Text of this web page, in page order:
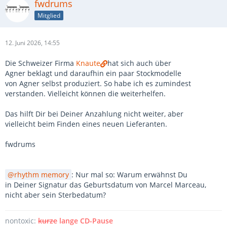
fwdrums
Mitglied
12. Juni 2026, 14:55
Die Schweizer Firma Knaute
hat sich auch über
Agner beklagt und daraufhin ein paar Stockmodelle
von Agner selbst produziert. So habe ich es zumindest
verstanden. Vielleicht können die weiterhelfen.
Das hilft Dir bei Deiner Anzahlung nicht weiter, aber
vielleicht beim Finden eines neuen Lieferanten.
fwdrums
rhythm memory : Nur mal so: Warum erwähnst Du
in Deiner Signatur das Geburtsdatum von Marcel Marceau,
nicht aber sein Sterbedatum?
nontoxic: kurze lange CD-Pause